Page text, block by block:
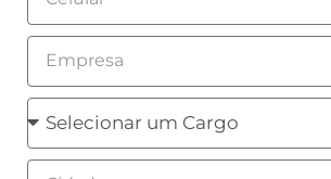
Empresa
Cargo
Cidade